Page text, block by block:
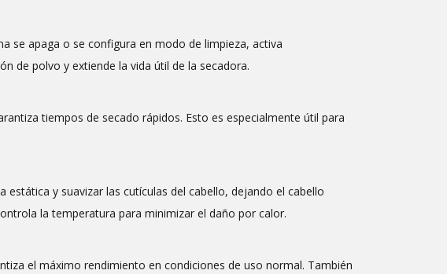
se apaga o se configura en modo de limpieza, activa
de polvo y extiende la vida útil de la secadora.
tiempos de secado rápidos. Esto es especialmente útil para
y suavizar las cutículas del cabello, dejando el cabello
la temperatura para minimizar el daño por calor.
el máximo rendimiento en condiciones de uso normal. También